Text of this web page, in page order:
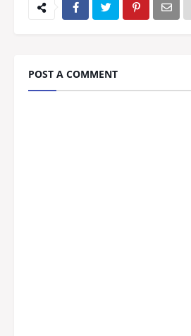
POST A COMMENT